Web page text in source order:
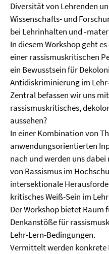
Diversität von Lehrenden
Wissenschafts- und
bei Lehrinhalten und
In diesem Workshop geht
einer rassismuskritischen
ein Bewusstsein für
Antidiskriminierung im
Zentral befassen wir uns
rassismuskritisches,
aussehen?
In einer Kombination von
anwendungsorientierten
nach und werden uns
von Rassismus im
intersektionale
kritisches Weiß-Sein im
Der Workshop bietet Raum
Denkanstöße für
Lehr-Lern-Bedingungen.
Vermittelt werden konkrete